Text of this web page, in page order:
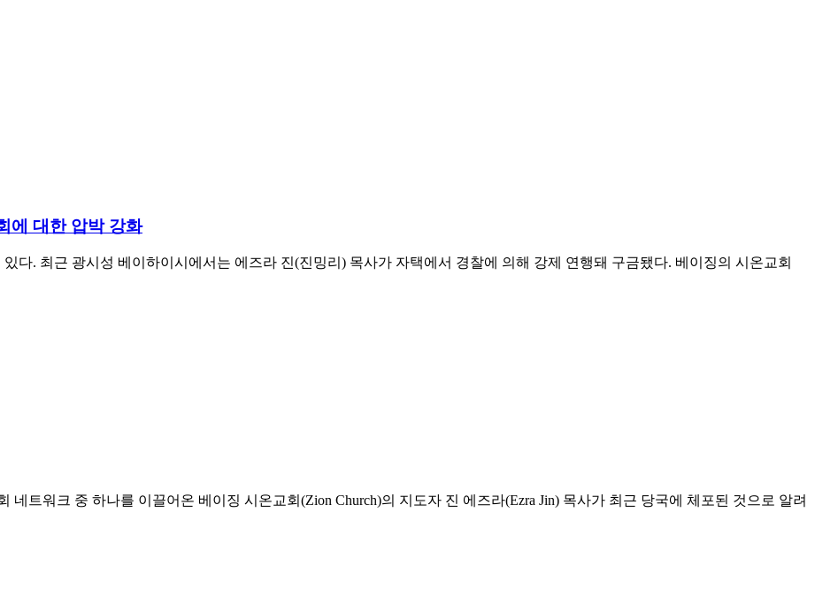
에 대한 압박 강화
다. 최근 광시성 베이하이시에서는 에즈라 진(진밍리) 목사가 자택에서 경찰에 의해 강제 연행돼 구금됐다. 베이징의 시온교회
네트워크 중 하나를 이끌어온 베이징 시온교회(Zion Church)의 지도자 진 에즈라(Ezra Jin) 목사가 최근 당국에 체포된 것으로 알려